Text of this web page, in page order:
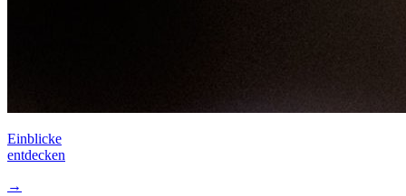
Einblicke­
entdecken
→